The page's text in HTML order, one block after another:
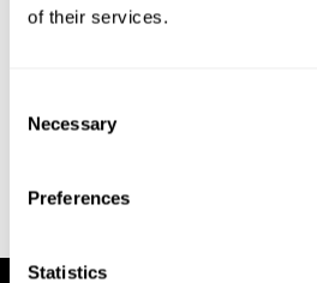
of their services.
Selection
Necessary
Preferences
Statistics
الرياضيين